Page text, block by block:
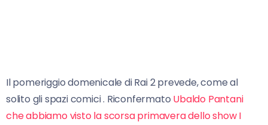
Il pomeriggio domenicale di Rai 2 prevede, come al
solito gli spazi comici . Riconfermato Ubaldo Pantani
che abbiamo visto la scorsa primavera dello show I